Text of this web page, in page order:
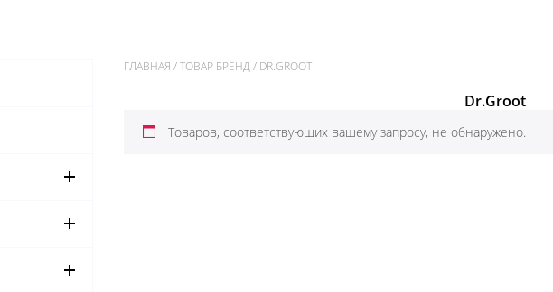
ГЛАВНАЯ /ТОВАР БРЕНД/ DR.GROOT
Dr.Groot
Товаров, соответствующих вашему запросу, не обнаружено.